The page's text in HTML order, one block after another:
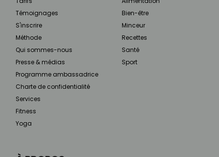
Témoignages
S'inscrire
Méthode
Qui sommes-nous
Presse & médias
Programme ambassadrice
Charte de confidentialité
Services
Fitness
Yoga
Bien-être
Minceur
Recettes
Santé
Sport